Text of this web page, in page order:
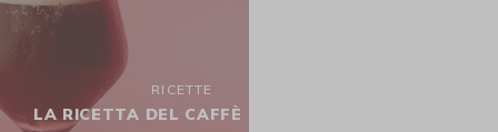
RICETTE
LA RICETTA DEL CAFFÈ FREDDO